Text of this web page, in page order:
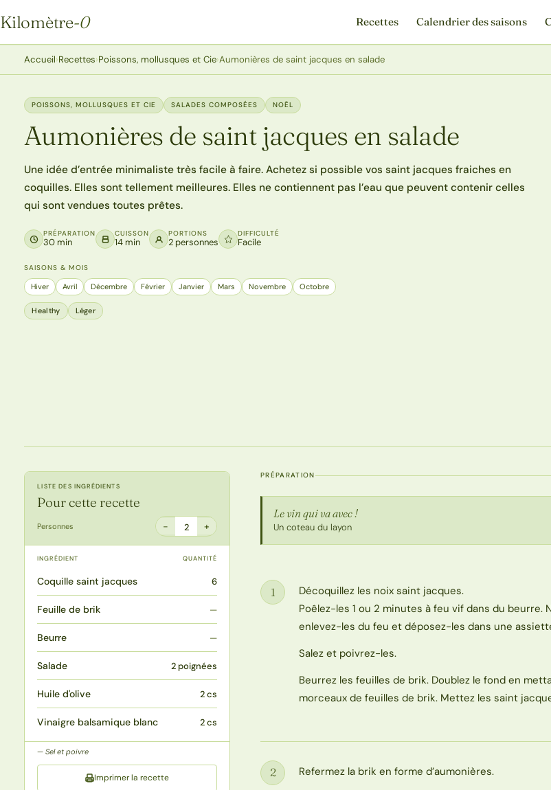
Kilomètre-0
Kilomètre-0
Recettes Calendrier des saisons
Accueil›Recettes›Poissons, mollusques et Cie›Aumonières de saint jacques en salade
POISSONS, MOLLUSQUES ET CIE SALADES COMPOSÉES NOËL
Aumonières de saint jacques en salade
Une idée d’entrée minimaliste très facile à faire. Achetez si possible vos saint jacques fraiches en
coquilles. Elles sont tellement meilleures. Elles ne contiennent pas l’eau que peuvent contenir celles
qui sont vendues toutes prêtes.
PRÉPARATION
30 min
CUISSON
14 min
PORTIONS
2 personnes
DIFFICULTÉ
Facile
SAISONS & MOIS
Hiver Avril Décembre Février Janvier Mars Novembre Octobre
Healthy Léger
LISTE DES INGRÉDIENTS
Pour cette recette
Personnes − 2 +
INGRÉDIENT QUANTITÉ
Coquille saint jacques 6
Feuille de brik —
Beurre —
Salade 2 poignées
Huile d'olive 2 cs
Vinaigre balsamique blanc 2 cs
Sel et poivre
Imprimer la recette
PRÉPARATION
Le vin qui va avec !
Un coteau du layon
Étape
1
Décoquillez les noix saint jacques.
Poêlez-les 1 ou 2 minutes à feu vif dans du beurre.
enlevez-les du feu et déposez-les dans une
Salez et poivrez-les.
Beurrez les feuilles de brik. Doublez le fond en
morceaux de feuilles de brik. Mettez les saint
Étape
2
Refermez la brik en forme d’aumonières.